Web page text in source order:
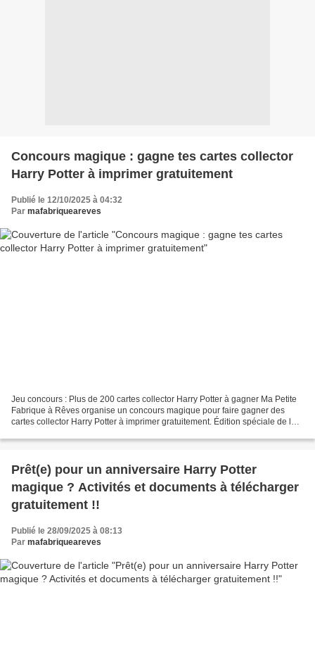
Concours magique : gagne tes cartes collector
Harry Potter à imprimer gratuitement
Publié le 12/10/2025 à 04:32
Par mafabriqueareves
Jeu concours : Plus de 200 cartes collector Harry Potter à gagner Ma Petite
Fabrique à Rêves organise un concours magique pour faire gagner des
cartes collector Harry Potter à imprimer gratuitement. Édition spéciale de la
Prêt(e) pour un anniversaire Harry Potter
magique ? Activités et documents à télécharger
gratuitement !!
Publié le 28/09/2025 à 08:13
Par mafabriqueareves